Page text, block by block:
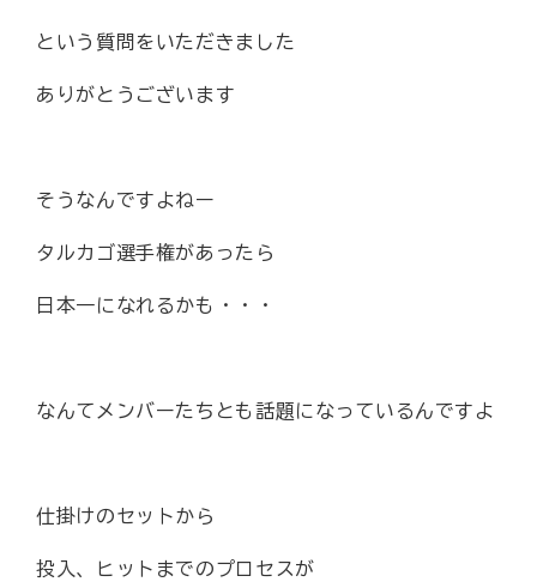
という質問をいただきました
ありがとうございます
そうなんですよねー
タルカゴ選手権があったら
日本一になれるかも・・・
なんてメンバーたちとも話題になっているんですよ
仕掛けのセットから
投入、ヒットまでのプロセスが